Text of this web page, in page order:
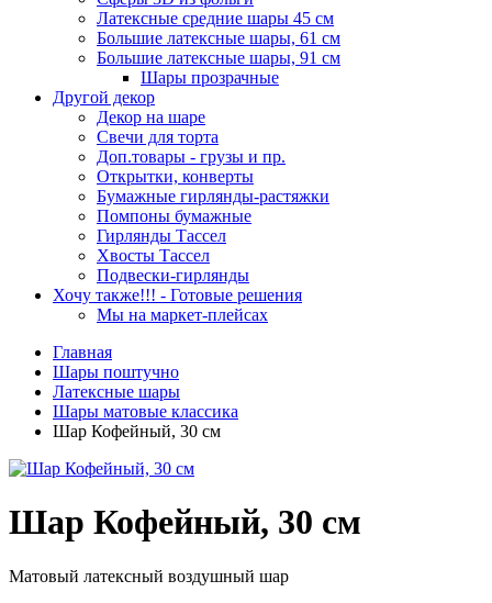
Латексные средние шары 45 см
Большие латексные шары, 61 см
Большие латексные шары, 91 см
Шары прозрачные
Другой декор
Декор на шаре
Свечи для торта
Доп.товары - грузы и пр.
Открытки, конверты
Бумажные гирлянды-растяжки
Помпоны бумажные
Гирлянды Тассел
Хвосты Тассел
Подвески-гирлянды
Хочу также!!! - Готовые решения
Мы на маркет-плейсах
Главная
Шары поштучно
Латексные шары
Шары матовые классика
Шар Кофейный, 30 см
Шар Кофейный, 30 см
Матовый латексный воздушный шар